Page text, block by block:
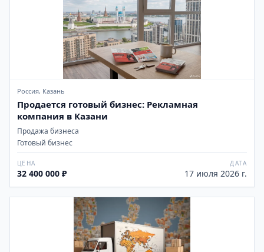
Россия, Казань
Продается готовый бизнес: Рекламная
компания в Казани
Продажа бизнеса
Готовый бизнес
ЦЕНА
32 400 000 ₽
ДАТА
17 июля 2026 г.